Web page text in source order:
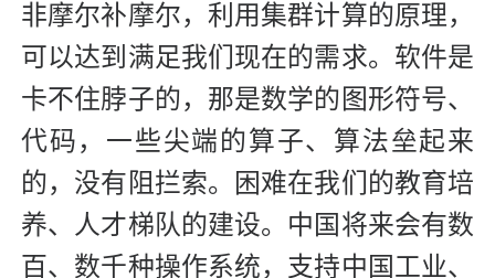
非摩尔补摩尔，利用集群计算的原理，
可以达到满足我们现在的需求。软件是
卡不住脖子的，那是数学的图形符号、
代码，一些尖端的算子、算法垒起来
的，没有阻拦索。困难在我们的教育培
养、人才梯队的建设。中国将来会有数
百、数千种操作系统，支持中国工业、